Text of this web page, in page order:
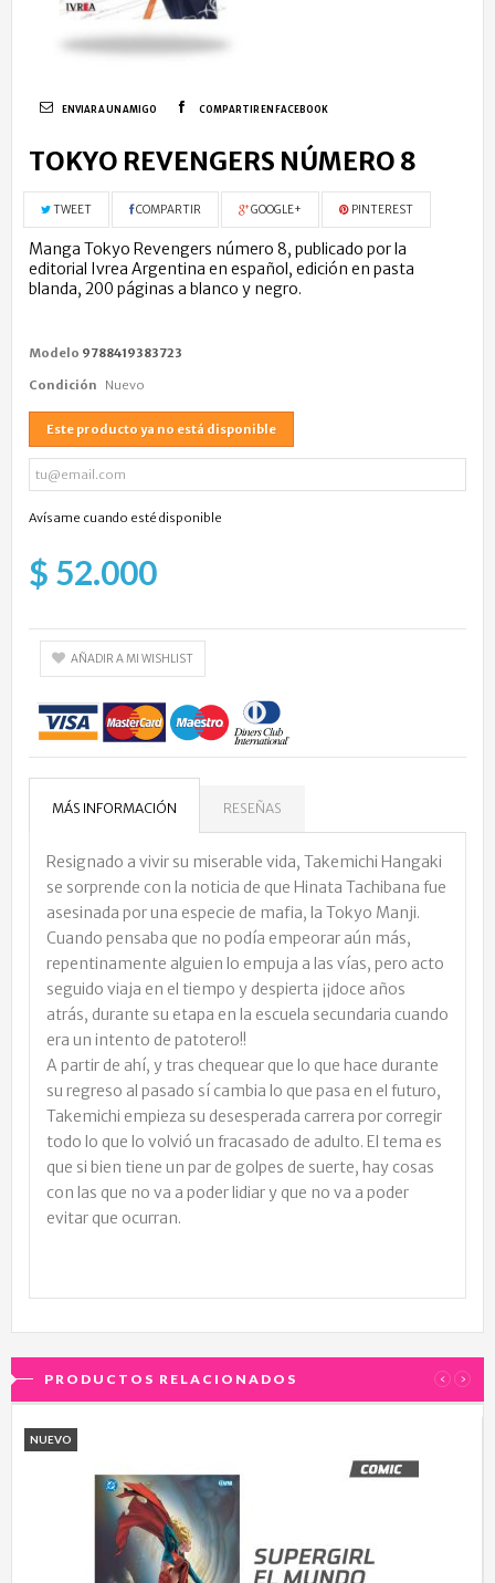
ENVIAR A UN AMIGO COMPARTIR EN FACEBOOK
TOKYO REVENGERS NÚMERO 8
TWEET COMPARTIR GOOGLE+ PINTEREST
Manga Tokyo Revengers número 8, publicado por la
editorial Ivrea Argentina en español, edición en pasta
blanda, 200 páginas a blanco y negro.
Modelo 9788419383723
Condición Nuevo
Este producto ya no está disponible
Avísame cuando esté disponible
$ 52.000
AÑADIR A MI WISHLIST
MÁS INFORMACIÓN RESEÑAS
Resignado a vivir su miserable vida, Takemichi Hangaki
se sorprende con la noticia de que Hinata Tachibana fue
asesinada por una especie de mafia, la Tokyo Manji.
Cuando pensaba que no podía empeorar aún más,
repentinamente alguien lo empuja a las vías, pero acto
seguido viaja en el tiempo y despierta ¡¡doce años
atrás, durante su etapa en la escuela secundaria cuando
era un intento de patotero!!
A partir de ahí, y tras chequear que lo que hace durante
su regreso al pasado sí cambia lo que pasa en el futuro,
Takemichi empieza su desesperada carrera por corregir
todo lo que lo volvió un fracasado de adulto. El tema es
que si bien tiene un par de golpes de suerte, hay cosas
con las que no va a poder lidiar y que no va a poder
evitar que ocurran.
PRODUCTOS RELACIONADOS ‹ ›
NUEVO